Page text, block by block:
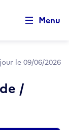
Menu
le 09/06/2026
/